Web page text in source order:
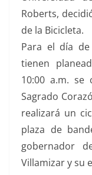
Roberts,
de la Bicicleta.
Para el día
tienen
10:00 a.m. se
Sagrado
realizará un
plaza de
gobernador
Villamizar y su